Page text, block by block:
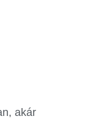
akár